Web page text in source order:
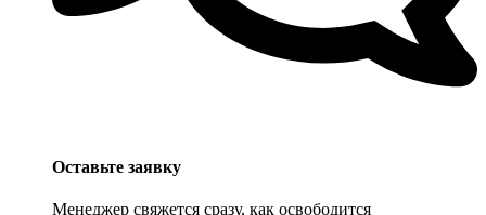
Оставьте заявку
Менеджер свяжется сразу, как освободится